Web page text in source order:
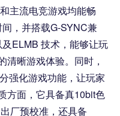
主流电竞游戏均能畅
，并搭载G-SYNC兼
ELMB 技术，能够让玩
清晰游戏体验。同时，
强化游戏功能，让玩家
方面，它具备真10bit色
厂预校准，还具备